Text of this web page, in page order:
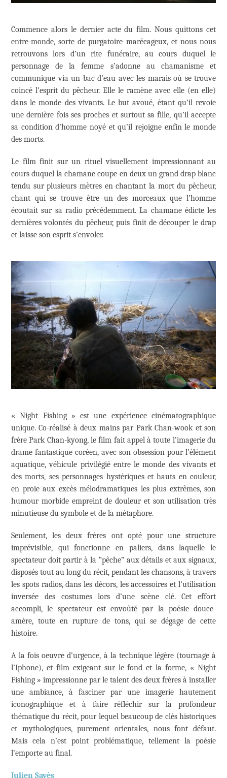
Commence alors le dernier acte du film. Nous quittons cet
entre-monde, sorte de purgatoire marécageux, et nous nous
retrouvons lors d’un rite funéraire, au cours duquel le
personnage de la femme s’adonne au chamanisme et
communique via un bac d’eau avec les marais où se trouve
coincé l’esprit du pêcheur. Elle le ramène avec elle (en elle)
dans le monde des vivants. Le but avoué, étant qu’il revoie
une dernière fois ses proches et surtout sa fille, qu’il accepte
sa condition d’homme noyé et qu’il rejoigne enfin le monde
des morts.
Le film finit sur un rituel visuellement impressionnant au
cours duquel la chamane coupe en deux un grand drap blanc
tendu sur plusieurs mètres en chantant la mort du pêcheur,
chant qui se trouve être un des morceaux que l’homme
écoutait sur sa radio précédemment. La chamane édicte les
dernières volontés du pêcheur, puis finit de découper le drap
et laisse son esprit s’envoler.
« Night Fishing » est une expérience cinématographique
unique. Co-réalisé à deux mains par Park Chan-wook et son
frère Park Chan-kyong, le film fait appel à toute l’imagerie du
drame fantastique coréen, avec son obsession pour l’élément
aquatique, véhicule privilégié entre le monde des vivants et
des morts, ses personnages hystériques et hauts en couleur,
en proie aux excès mélodramatiques les plus extrêmes, son
humour morbide empreint de douleur et son utilisation très
minutieuse du symbole et de la métaphore.
Seulement, les deux frères ont opté pour une structure
imprévisible, qui fonctionne en paliers, dans laquelle le
spectateur doit partir à la “pêche” aux détails et aux signaux,
disposés tout au long du récit, pendant les chansons, à travers
les spots radios, dans les décors, les accessoires et l’utilisation
inversée des costumes lors d’une scène clé. Cet effort
accompli, le spectateur est envoûté par la poésie douce-
amère, toute en rupture de tons, qui se dégage de cette
histoire.
A la fois oeuvre d’urgence, à la technique légère (tournage à
l’Iphone), et film exigeant sur le fond et la forme, « Night
Fishing » impressionne par le talent des deux frères à installer
une ambiance, à fasciner par une imagerie hautement
iconographique et à faire réfléchir sur la profondeur
thématique du récit, pour lequel beaucoup de clés historiques
et mythologiques, purement orientales, nous font défaut.
Mais cela n’est point problématique, tellement la poésie
l’emporte au final.
Julien Savès